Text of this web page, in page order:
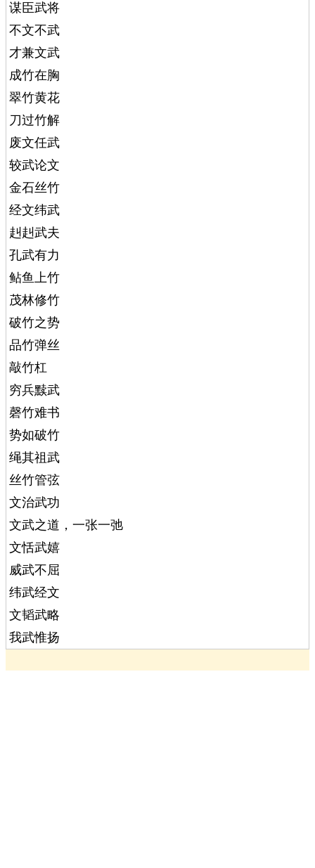
谋臣武将
不文不武
才兼文武
成竹在胸
翠竹黄花
刀过竹解
废文任武
较武论文
金石丝竹
经文纬武
赳赳武夫
孔武有力
鲇鱼上竹
茂林修竹
破竹之势
品竹弹丝
敲竹杠
穷兵黩武
磬竹难书
势如破竹
绳其祖武
丝竹管弦
文治武功
文武之道，一张一弛
文恬武嬉
威武不屈
纬武经文
文韬武略
我武惟扬